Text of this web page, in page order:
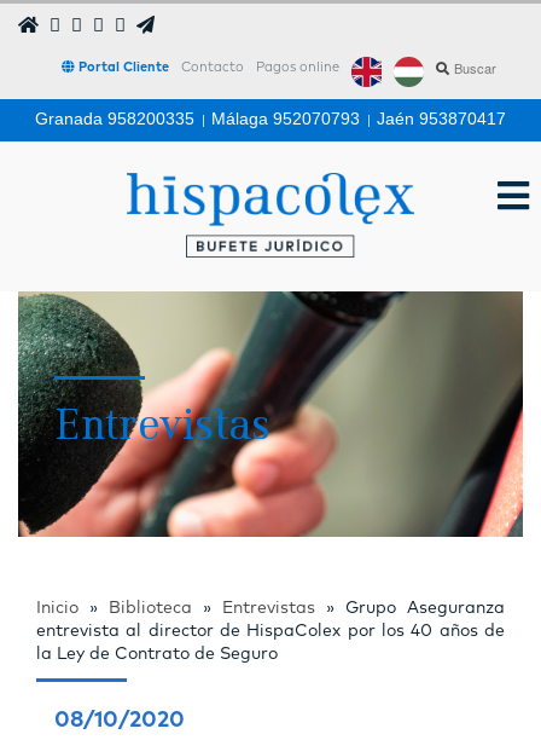
Portal Cliente Contacto Pagos online
Granada 958200335 | Málaga 952070793 | Jaén 953870417
Entrevistas
Inicio » Biblioteca » Entrevistas » Grupo Aseguranza
entrevista al director de HispaColex por los 40 años de
la Ley de Contrato de Seguro
08/10/2020